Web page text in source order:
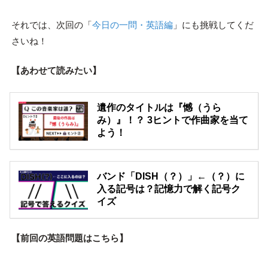
それでは、次回の「今日の一問・英語編」にも挑戦してくだ
さいね！
【あわせて読みたい】
遺作のタイトルは『憾（うら
み）』！？ 3ヒントで作曲家を当て
よう！
バンド「DISH（？）」←（？）に
入る記号は？記憶力で解く記号ク
イズ
【前回の英語問題はこちら】